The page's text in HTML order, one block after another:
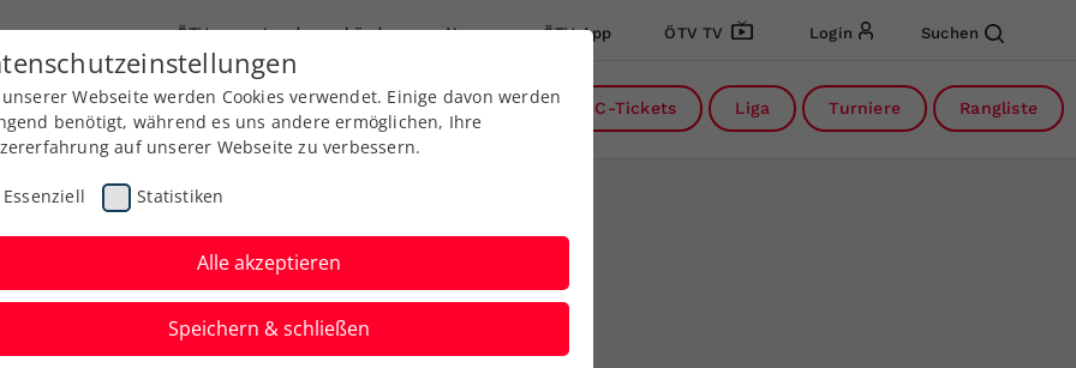
ÖTV Landesverbände News ÖTV App ÖTV TV Login Suchen
Ausbildung Services Über uns DC-Tickets Liga Turniere Rangliste
Webseite werden Cookies verwendet. Einige davon werden
benötigt, während es uns andere ermöglichen, Ihre
auf unserer Webseite zu verbessern.
Essenziell Statistiken
Alle akzeptieren
Speichern & schließen